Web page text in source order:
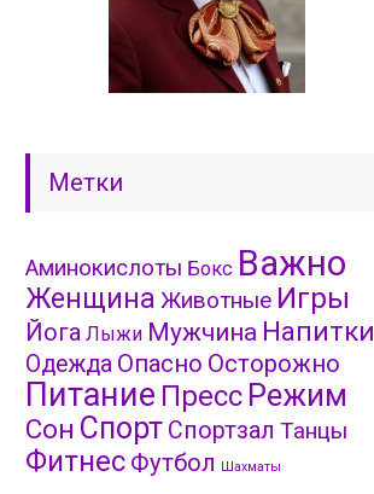
Метки
Аминокислоты Бокс Важно
Женщина Животные Игры
Йога Лыжи Мужчина Напитки
Одежда Опасно Осторожно
Питание Пресс Режим
Сон Спорт Спортзал Танцы
Фитнес Футбол Шахматы